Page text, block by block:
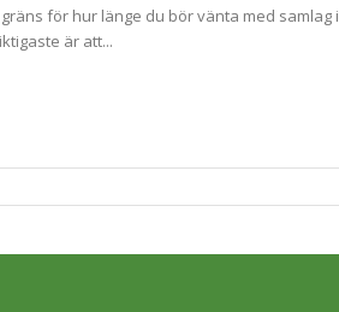
för hur länge du bör vänta med samlag i
är att...